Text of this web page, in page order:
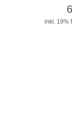
inkl. 19%